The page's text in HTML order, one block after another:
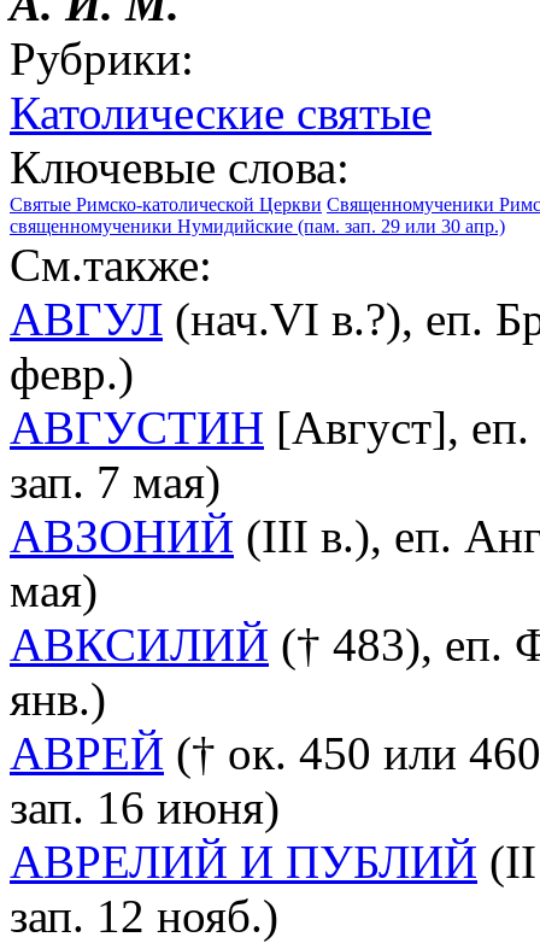
Рубрики:
Католические святые
Ключевые слова:
Святые Римско-католической Церкви Священномученики
священномученики Нумидийские (пам. зап. 29 или 30 апр.)
См.также:
АВГУЛ (нач.VI в.?), еп.
февр.)
АВГУСТИН [Август],
зап. 7 мая)
АВЗОНИЙ (III в.), еп.
мая)
АВКСИЛИЙ († 483), еп.
янв.)
АВРЕЙ († ок. 450 или
зап. 16 июня)
АВРЕЛИЙ И ПУБЛИЙ
зап. 12 нояб.)